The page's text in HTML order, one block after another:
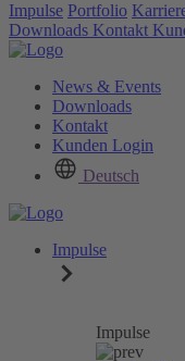
Impulse Portfolio
Downloads Kontakt
News & Events
Downloads
Kontakt
Kunden Login
Deutsch
Impulse
Impulse